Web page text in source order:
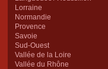
Lorraine
Normandie
Provence
Savoie
Sud-Ouest
Vallée de la Loire
Vallée du Rhône